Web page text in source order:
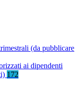
(da pubblicare
ai dipendenti
172